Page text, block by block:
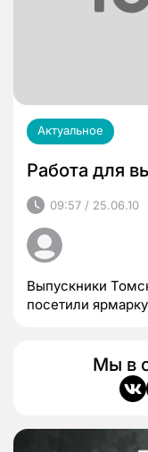
Актуальное
Работа для
09:57 / 25.06.10
Выпускники
посетили
Мы в